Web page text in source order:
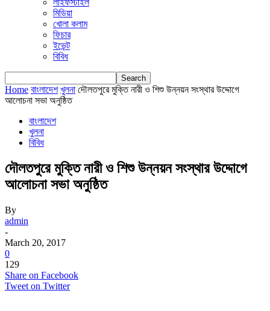
মিডিয়া
খোলা কলাম
ফিচার
ইভেন্ট
বিবিধ
Home বাংলাদেশ খুলনা দৌলতপুরে মুক্তি নারী ও শিশু উন্নয়ন সংস্থার উদ্দোগে
আলোচনা সভা অনুষ্ঠিত
বাংলাদেশ
খুলনা
বিবিধ
দৌলতপুরে মুক্তি নারী ও শিশু উন্নয়ন সংস্থার উদ্দোগে
আলোচনা সভা অনুষ্ঠিত
By
admin
-
March 20, 2017
0
129
Share on Facebook
Tweet on Twitter